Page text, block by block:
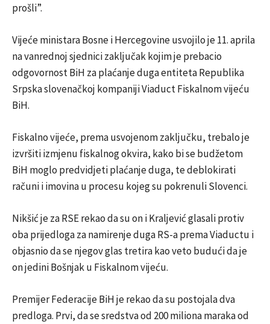
prošli”.
Vijeće ministara Bosne i Hercegovine usvojilo je 11. aprila
na vanrednoj sjednici zaključak kojim je prebacio
odgovornost BiH za plaćanje duga entiteta Republika
Srpska slovenačkoj kompaniji Viaduct Fiskalnom vijeću
BiH.
Fiskalno vijeće, prema usvojenom zaključku, trebalo je
izvršiti izmjenu fiskalnog okvira, kako bi se budžetom
BiH moglo predvidjeti plaćanje duga, te deblokirati
računi i imovina u procesu kojeg su pokrenuli Slovenci.
Nikšić je za RSE rekao da su on i Kraljević glasali protiv
oba prijedloga za namirenje duga RS-a prema Viaductu i
objasnio da se njegov glas tretira kao veto budući da je
on jedini Bošnjak u Fiskalnom vijeću.
Premijer Federacije BiH je rekao da su postojala dva
predloga. Prvi, da se sredstva od 200 miliona maraka od